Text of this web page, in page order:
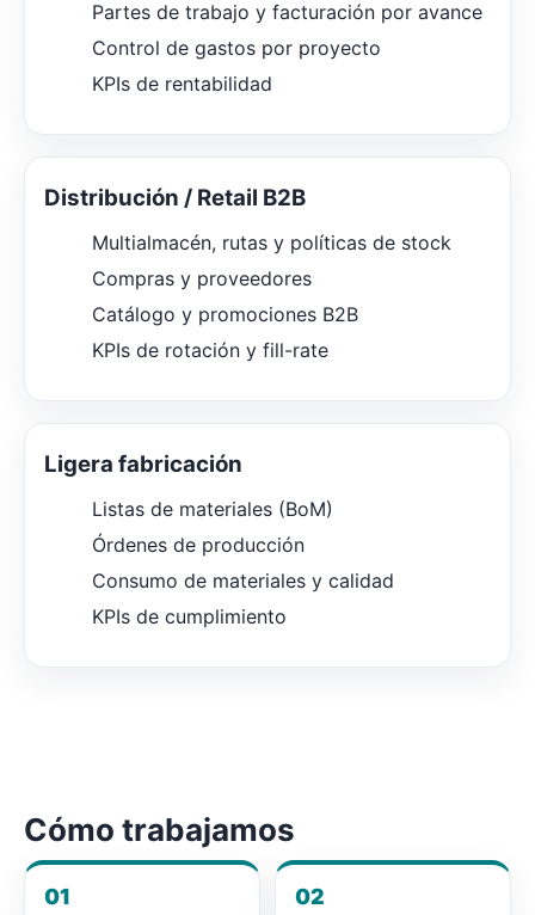
Partes de trabajo y facturación por avance
Control de gastos por proyecto
KPIs de rentabilidad
Distribución / Retail B2B
Multialmacén, rutas y políticas de stock
Compras y proveedores
Catálogo y promociones B2B
KPIs de rotación y fill-rate
Ligera fabricación
Listas de materiales (BoM)
Órdenes de producción
Consumo de materiales y calidad
KPIs de cumplimiento
Cómo trabajamos
01 02